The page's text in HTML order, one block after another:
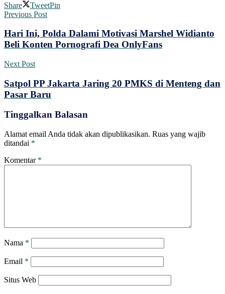
Share
TweetPin
Previous Post
Hari Ini, Polda Dalami Motivasi Marshel Widianto
Beli Konten Pornografi Dea OnlyFans
Next Post
Satpol PP Jakarta Jaring 20 PMKS di Menteng dan
Pasar Baru
Tinggalkan Balasan
Alamat email Anda tidak akan dipublikasikan. Ruas yang wajib
ditandai *
Komentar *
Nama *
Email *
Situs Web